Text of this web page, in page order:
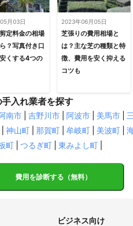
月03日
定料金の相場
？写真付き口
くする4つの
2023年06月05日
芝張りの費用相場と
は？主な芝の種類と特
徴、費用を安く抑える
コツも
入れ業者を探す
南市 吉野川市 阿波市 美馬市
神山町 那賀町 牟岐町 美波町
町 つるぎ町 東みよし町
費用を診断する（無料）
ビジネス向け